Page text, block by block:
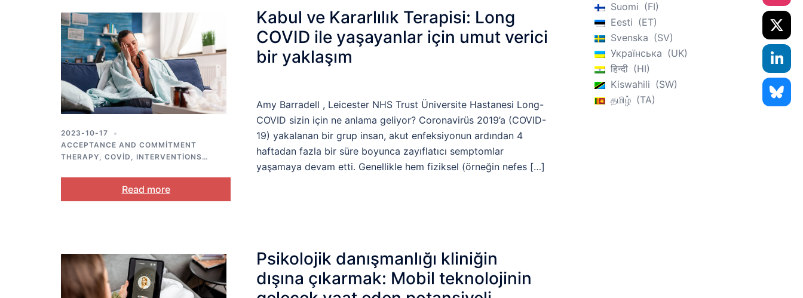
2023-10-17
ACCEPTANCE AND COMMITMENT
THERAPY, COVID , INTERVENTIONS,
Kabul ve Kararlılık Terapisi: Long
COVID ile yaşayanlar için umut verici
bir yaklaşım
Amy Barradell , Leicester NHS Trust Üniversite Hastanesi Long-
COVID sizin için ne anlama geliyor? Coronavirüs 2019’a (COVID-
19) yakalanan bir grup insan, akut enfeksiyonun ardından 4
haftadan fazla bir süre boyunca zayıflatıcı semptomlar
yaşamaya devam etti. Genellikle hem fiziksel (örneğin nefes […]
Read more
Psikolojik danışmanlığı kliniğin
dışına çıkarmak: Mobil teknolojinin
Suomi
FI
Eesti
ET
Svenska
SV
Українська
UK
हिन्दी
HI
Kiswahili
SW
தமிழ்
TA